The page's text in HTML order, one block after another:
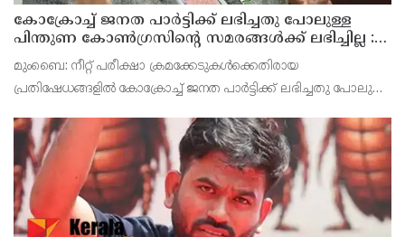
കോക്രോച്ച് ജനത പാർട്ടിക്ക് ലഭിച്ചതു പോലുള്ള
പിന്തുണ കോൺഗ്രസിന്റെ സമരങ്ങൾക്ക് ലഭിച്ചില്ല :
ശശി തരൂർ
മുംബൈ: നീറ്റ് പരീക്ഷാ ക്രമക്കേടുകൾക്കെതിരായ
പ്രതിഷേധങ്ങളിൽ കോക്രോച്ച് ജനത പാർട്ടിക്ക് ലഭിച്ചതു പോലുള്ള
എം.പി. കോൺഗ്രസിന് അർഹമായ രീതിയിൽ ജനങ്ങ